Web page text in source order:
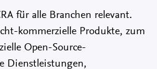
für alle Branchen relevant.
kommerzielle Produkte, zum
Open-Source-
Dienstleistungen,